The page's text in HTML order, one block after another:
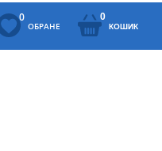
0
ОБРАНЕ
0
КОШИК